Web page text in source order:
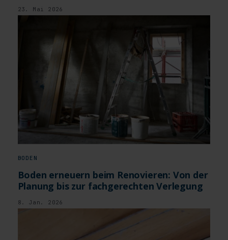
23. Mai 2026
BODEN
Boden erneuern beim Renovieren: Von der
Planung bis zur fachgerechten Verlegung
8. Jan. 2026